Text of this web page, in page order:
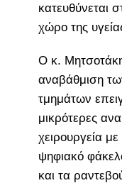
κατευθύνεται
χώρο της
Ο κ.
αναβάθμιση
τμημάτων
μικρότερες
χειρουργεία
ψηφιακό
και τα